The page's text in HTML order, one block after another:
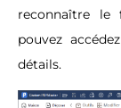
reconnaître le
pouvez
détails.